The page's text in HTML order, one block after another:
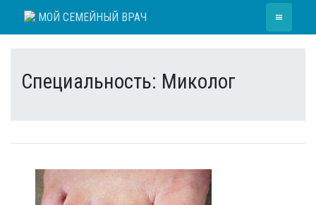
МОЙ СЕМЕЙНЫЙ ВРАЧ ≡
Специальность: Миколог